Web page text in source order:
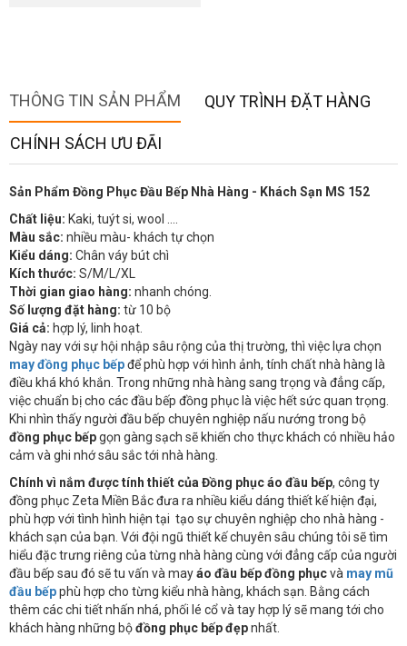
THÔNG TIN SẢN PHẨM QUY TRÌNH ĐẶT HÀNG
CHÍNH SÁCH ƯU ĐÃI
Sản Phẩm Đồng Phục Đầu Bếp Nhà Hàng - Khách Sạn MS 152
Chất liệu: Kaki, tuýt si, wool ….
Màu sắc: nhiều màu- khách tự chọn
Kiểu dáng: Chân váy bút chì
Kích thước: S/M/L/XL
Thời gian giao hàng: nhanh chóng.
Số lượng đặt hàng: từ 10 bộ
Giá cả: hợp lý, linh hoạt.
Ngày nay với sự hội nhập sâu rộng của thị trường, thì việc lựa chọn
may đồng phục bếpđể phù hợp với hình ảnh, tính chất nhà hàng là
điều khá khó khắn. Trong những nhà hàng sang trọng và đẳng cấp,
việc chuẩn bị cho các đầu bếp đồng phục là việc hết sức quan trọng.
Khi nhìn thấy người đầu bếp chuyên nghiệp nấu nướng trong bộ
đồng phục bếpgọn gàng sạch sẽ khiến cho thực khách có nhiều hảo
cảm và ghi nhớ sâu sắc tới nhà hàng.
Chính vì nắm đượctính thiết củaĐồng phục áo đầu bếp, công ty
đồng phục Zeta Miền Bắc đưa ra nhiều kiểu dáng thiết kế hiện đại,
phù hợp với tình hình hiện tại tạo sự chuyên nghiệp cho nhà hàng -
khách sạn của bạn. Với đội ngũ thiết kế chuyên sâu chúng tôi sẽ tìm
hiểu đặc trưng riêng của từng nhà hàng cùng với đẳng cấp của người
đầu bếp sau đó sẽ tu vấn và mayáo đầu bếp đồng phụcvà may mũ
đầu bếpphù hợp cho từng kiểu nhà hàng, khách sạn. Bằng cách
thêm các chi tiết nhấn nhá, phối lé cổ và tay hợp lý sẽ mang tới cho
khách hàng những bộđồng phục bếp đẹpnhất.